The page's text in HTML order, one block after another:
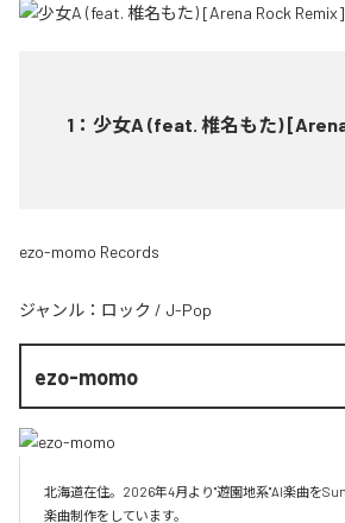
1 ： 少女A (feat. 椎名もた)
ezo-momo Records
ジャンル： ロック / J-Pop
ezo-momo
北海道在住。2026年4月より"遊園地系"AI楽曲を
楽曲制作をしています。